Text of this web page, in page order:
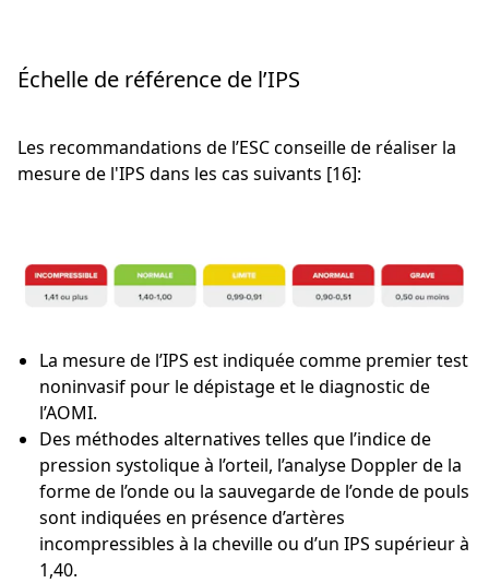
Échelle de référence de l’IPS
Les recommandations de l’ESC conseille de réaliser la
mesure de l'IPS dans les cas suivants [16]:
La mesure de l’IPS est indiquée comme premier test
noninvasif pour le dépistage et le diagnostic de
l’AOMI.
Des méthodes alternatives telles que l’indice de
pression systolique à l’orteil, l’analyse Doppler de la
forme de l’onde ou la sauvegarde de l’onde de pouls
sont indiquées en présence d’artères
incompressibles à la cheville ou d’un IPS supérieur à
1,40.